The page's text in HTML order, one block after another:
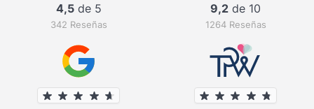
4,5de 5
342 Reseñas
9,2 de 10
1264 Reseñas